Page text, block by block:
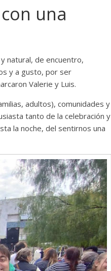
una
natural, de encuentro,
y a gusto, por ser
Valerie y Luis.
adultos), comunidades y
tanto de la celebración y
la noche, del sentirnos una